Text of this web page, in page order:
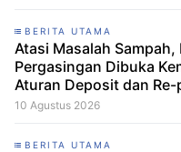
BERITA UTAMA
Atasi Masalah Sampah,
Pergasingan Dibuka
Aturan Deposit dan
10 Agustus 2026
BERITA UTAMA